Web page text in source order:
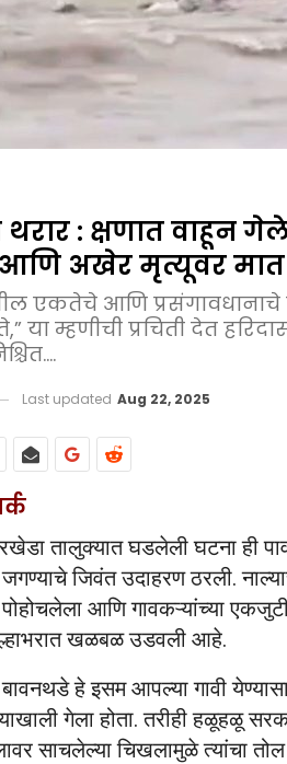
: क्षणात वाहून
आणि अखेर मृत्यूवर मात
एकतेचे आणि
या म्हणीची प्रचिती देत
Last updated Aug 22, 2025
तालुक्यात घडलेली घटना ही
जिवंत उदाहरण ठरली.
पोहोचलेला आणि गावकऱ्यांच्या
खळबळ उडवली आहे.
बावनथडे हे इसम आपल्या गावी
गेला होता. तरीही हळूहळू
साचलेल्या चिखलामुळे त्यांचा